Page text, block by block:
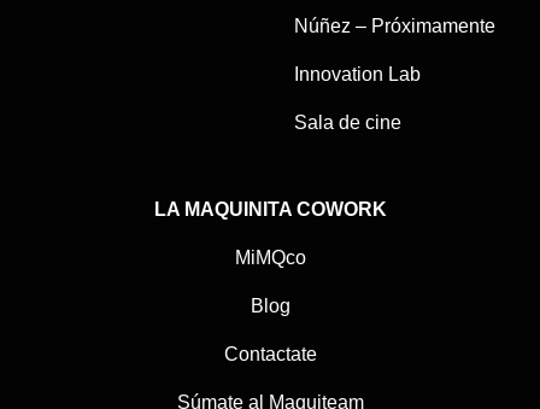
Núñez – Próximamente
Innovation Lab
Sala de cine
LA MAQUINITA COWORK
MiMQco
Blog
Contactate
Súmate al Maquiteam